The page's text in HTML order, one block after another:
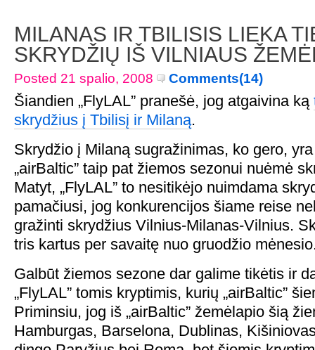
MILANAS IR TBILISIS LIEKA
SKRYDŽIŲ IŠ VILNIAUS
Posted 21 spalio, 2008 Comments(14)
Šiandien „FlyLAL” pranešė, jog atgaivina ką
skrydžius į Tbilisį ir Milaną.
Skrydžio į Milaną sugražinimas, ko gero,
„airBaltic” taip pat žiemos sezonui nuėmė
Matyt, „FlyLAL” to nesitikėjo nuimdama
pamačiusi, jog konkurencijos šiame reise
gražinti skrydžius Vilnius-Milanas-Vilnius.
tris kartus per savaitę nuo gruodžio
Galbūt žiemos sezone dar galime tikėtis ir
„FlyLAL” tomis kryptimis, kurių „airBaltic”
Priminsiu, jog iš „airBaltic” žemėlapio šią
Hamburgas, Barselona, Dublinas,